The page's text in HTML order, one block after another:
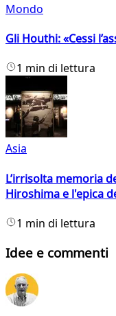
Mondo
Gli Houthi: «Cessi
1 min di lettura
Asia
L’irrisolta memoria
Hiroshima e l'epica
1 min di lettura
Idee e commenti